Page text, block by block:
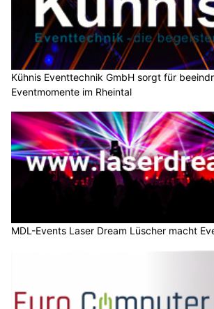
Kühnis Eventtechnik GmbH sorgt für
Eventmomente im Rheintal
MDL-Events Laser Dream Lüscher macht